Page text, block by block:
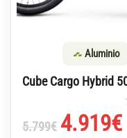
Aluminio
Cube Cargo Hybrid
5.799€
El
4.919€
El